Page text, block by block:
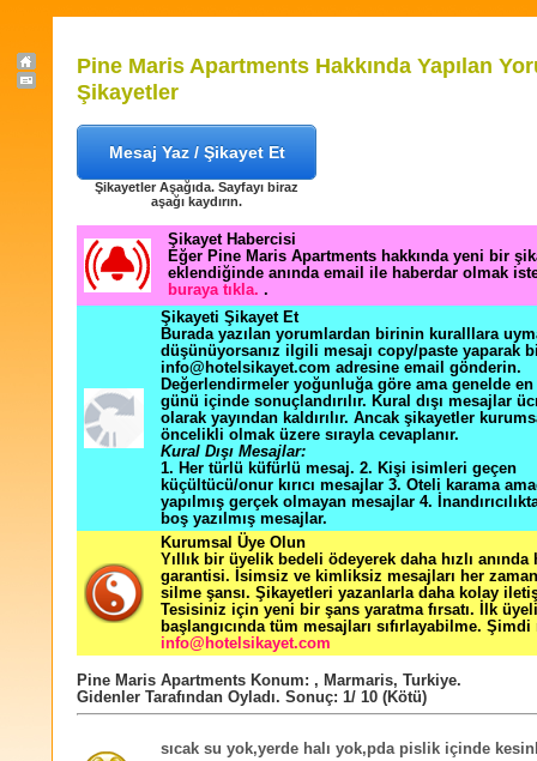
Pine Maris Apartments Hakkında Yapılan
Şikayetler
Mesaj Yaz / Şikayet Et
Şikayetler Aşağıda. Sayfayı biraz
aşağı kaydırın.
Şikayet Habercisi
Eğer Pine Maris Apartments hakkında yeni bir
eklendiğinde anında email ile haberdar olmak
buraya tıkla. .
Şikayeti Şikayet Et
Burada yazılan yorumlardan birinin kuralllara
düşünüyorsanız ilgili mesajı copy/paste yaparak
info@hotelsikayet.com adresine email gönderin.
Değerlendirmeler yoğunluğa göre ama genelde
günü içinde sonuçlandırılır. Kural dışı mesajlar
olarak yayından kaldırılır. Ancak şikayetler
öncelikli olmak üzere sırayla cevaplanır.
Kural Dışı Mesajlar:
1. Her türlü küfürlü mesaj. 2. Kişi isimleri geçen
küçültücü/onur kırıcı mesajlar 3. Oteli karama
yapılmış gerçek olmayan mesajlar 4.
boş yazılmış mesajlar.
Kurumsal Üye Olun
Yıllık bir üyelik bedeli ödeyerek daha hızlı
garantisi. İsimsiz ve kimliksiz mesajları her zaman
silme şansı. Şikayetleri yazanlarla daha kolay
Tesisiniz için yeni bir şans yaratma fırsatı. İlk
başlangıcında tüm mesajları sıfırlayabilme. Şimdi
info@hotelsikayet.com
Pine Maris Apartments Konum: , Marmaris, Turkiye.
Gidenler Tarafından Oyladı. Sonuç: 1/ 10 (Kötü)
sıcak su yok,yerde halı yok,pda pislik içinde